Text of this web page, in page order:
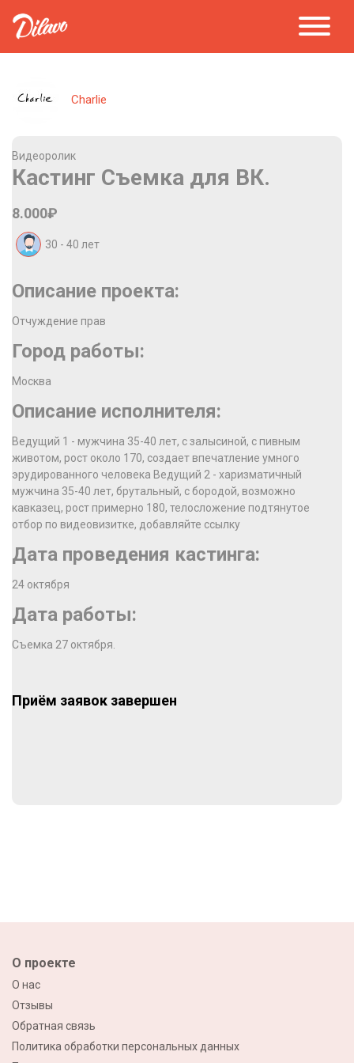
Charlie
Видеоролик
Кастинг Съемка для ВК.
8.000₽
30 - 40 лет
Описание проекта:
Отчуждение прав
Город работы:
Москва
Описание исполнителя:
Ведущий 1 - мужчина 35-40 лет, с залысиной, с пивным
животом, рост около 170, создает впечатление умного
эрудированного человека Ведущий 2 - харизматичный
мужчина 35-40 лет, брутальный, с бородой, возможно
кавказец, рост примерно 180, телосложение подтянутое
отбор по видеовизитке, добавляйте ссылку
Дата проведения кастинга:
24 октября
Дата работы:
Съемка 27 октября.
Приём заявок завершен
О проекте
О нас
Отзывы
Обратная связь
Политика обработки персональных данных